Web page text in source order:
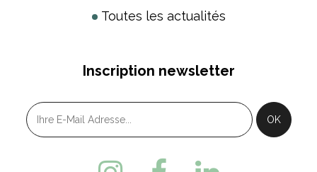
Toutes les actualités
Inscription newsletter